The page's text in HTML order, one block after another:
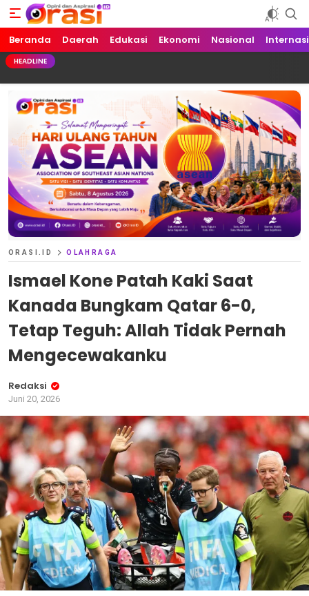
Orasi.ID
Opini dan Aspirasi!
Beranda Daerah Edukasi Ekonomi Nasional
HEADLINE
ORASI.ID OLAHRAGA
Ismael Kone Patah Kaki Saat
Kanada Bungkam Qatar 6-0,
Tetap Teguh: Allah Tidak Pernah
Mengecewakanku
Redaksi
Juni 20, 2026